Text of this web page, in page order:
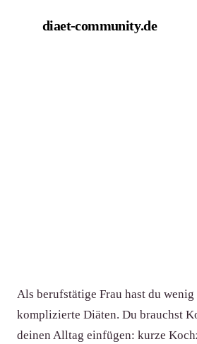
diaet-community.de
Als berufstätige Frau hast du
komplizierte Diäten. Du brauchst
deinen Alltag einfügen: kurze